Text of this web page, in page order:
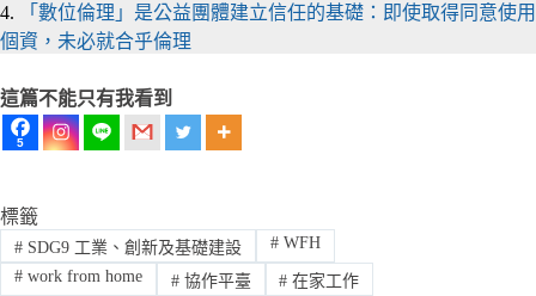
4.
「數位倫理」是公益團體建立信任的基礎：即使取得同意使用
個資，未必就合乎倫理
這篇不能只有我看到
5
標籤
#SDG9 工業、創新及基礎建設 #WFH
#work from home #協作平臺 # 在家工作